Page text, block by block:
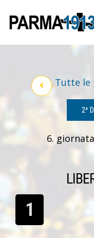
Tutte le
2^
6.
1